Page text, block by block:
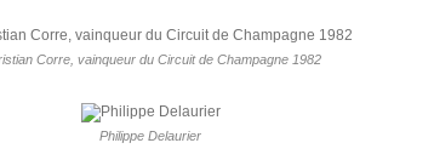
Corre, vainqueur du Circuit de Champagne 1982
Philippe Delaurier